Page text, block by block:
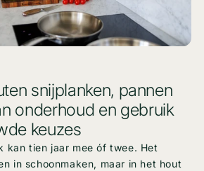
snijplanken, pannen
onderhoud en gebruik
keuzes
kan tien jaar mee óf twee. Het
in schoonmaken, maar in het hout